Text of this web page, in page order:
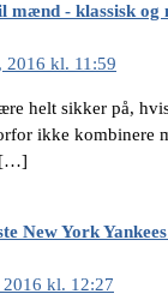
mænd - klassisk og
2016 kl. 11:59
helt sikker på,
ikke kombinere
[…]
New York
2016 kl. 12:27